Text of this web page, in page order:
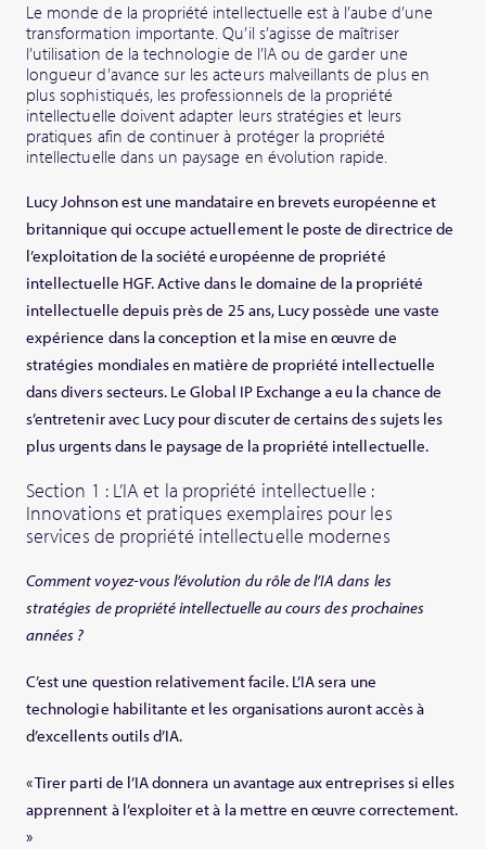
Le monde de la propriété intellectuelle est à l’aube d’une
transformation importante. Qu’il s’agisse de maîtriser
l’utilisation de la technologie de l’IA ou de garder une
longueur d’avance sur les acteurs malveillants de plus en
plus sophistiqués, les professionnels de la propriété
intellectuelle doivent adapter leurs stratégies et leurs
pratiques afin de continuer à protéger la propriété
intellectuelle dans un paysage en évolution rapide.
Lucy Johnson est une mandataire en brevets européenne et
britannique qui occupe actuellement le poste de directrice de
l’exploitation de la société européenne de propriété
intellectuelle HGF. Active dans le domaine de la propriété
intellectuelle depuis près de 25 ans, Lucy possède une vaste
expérience dans la conception et la mise en œuvre de
stratégies mondiales en matière de propriété intellectuelle
dans divers secteurs. Le Global IP Exchange a eu la chance de
s’entretenir avec Lucy pour discuter de certains des sujets les
plus urgents dans le paysage de la propriété intellectuelle.
Section 1 : L’IA et la propriété intellectuelle :
Innovations et pratiques exemplaires pour les
services de propriété intellectuelle modernes
Comment voyez-vous l’évolution du rôle de l’IA dans les
stratégies de propriété intellectuelle au cours des prochaines
années ?
C’est une question relativement facile. L’IA sera une
technologie habilitante et les organisations auront accès à
d’excellents outils d’IA.
« Tirer parti de l’IA donnera un avantage aux entreprises si elles
apprennent à l’exploiter et à la mettre en œuvre correctement.
»